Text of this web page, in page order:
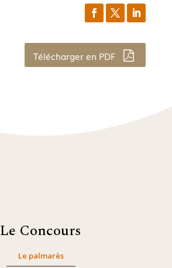
Télécharger en PDF
Le Concours
Le palmarès